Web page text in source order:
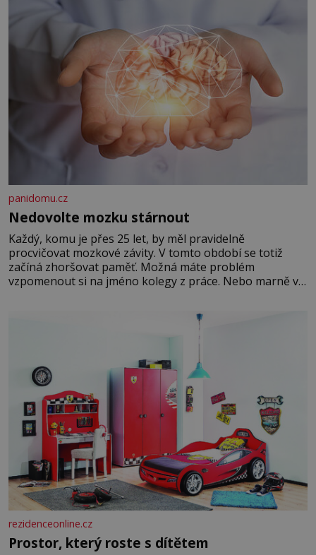
panidomu.cz
Nedovolte mozku stárnout
Každý, komu je přes 25 let, by měl pravidelně
procvičovat mozkové závity. V tomto období se totiž
začíná zhoršovat paměť. Možná máte problém
vzpomenout si na jméno kolegy z práce. Nebo marně v
rezidenceonline.cz
Prostor, který roste s dítětem